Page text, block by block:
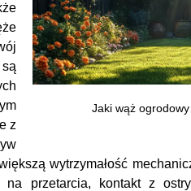
Jaki wąż
z
wytrzymałość
przetarcia, kontakt z